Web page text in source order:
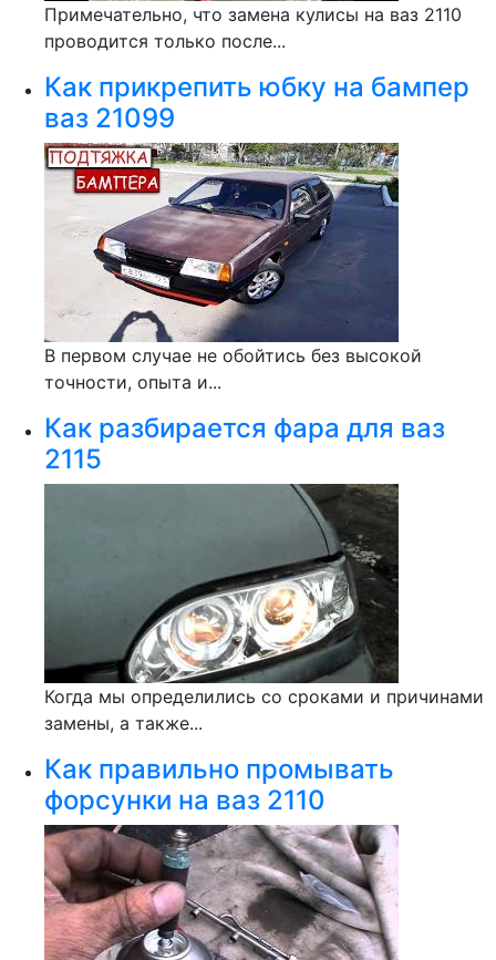
Примечательно, что замена кулисы на ваз 2110
проводится только после...
Как прикрепить юбку на бампер
ваз 21099
В первом случае не обойтись без высокой
точности, опыта и...
Как разбирается фара для ваз
2115
Когда мы определились со сроками и причинами
замены, а также...
Как правильно промывать
форсунки на ваз 2110